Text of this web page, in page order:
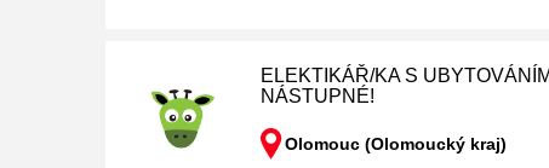
ELEKTIKÁŘ/KA S
NÁSTUPNÉ!
Olomouc (Olomoucký kraj)